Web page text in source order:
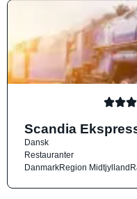
Scandia
Dansk
Restauranter
DanmarkRegion Midtjylland